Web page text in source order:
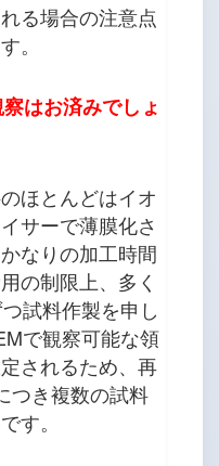
る場合の注意点
。
はお済みでしょ
ほとんどはイオ
サーで薄膜化さ
なりの加工時間
の制限上、多く
試料作製を申し
で観察可能な領
されるため、再
つき複数の試料
す。